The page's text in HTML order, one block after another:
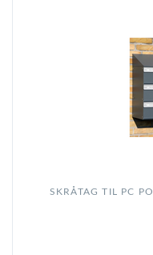
SKRÅTAG TIL PC